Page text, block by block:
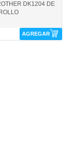
DK1204 DE
AGREGAR